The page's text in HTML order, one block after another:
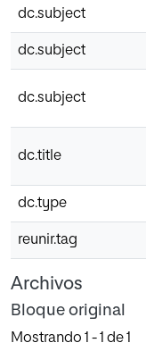
dc.subject
dc.subject
dc.subject
dc.title
dc.type
reunir.tag
Archivos
Bloque original
Mostrando 1 - 1 de 1